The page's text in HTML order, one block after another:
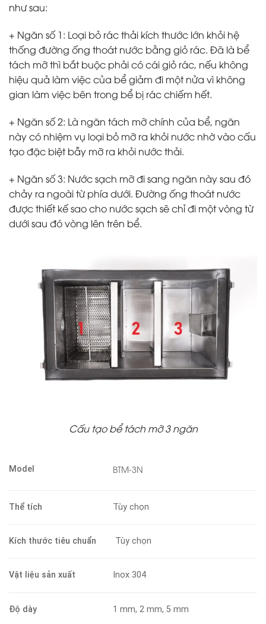
như sau:
+ Ngăn số 1: Loại bỏ rác thải kích thước lớn khỏi hệ
thống đường ống thoát nước bằng giỏ rác. Đã là bể
tách mỡ thì bắt buộc phải có cái giỏ rác, nếu không
hiệu quả làm việc của bể giảm đi một nửa vì không
gian làm việc bên trong bể bị rác chiếm hết.
+ Ngăn số 2: Là ngăn tách mỡ chính của bể, ngăn
này có nhiệm vụ loại bỏ mỡ ra khỏi nước nhờ vào cấu
tạo đặc biệt bẫy mỡ ra khỏi nước thải.
+ Ngăn số 3: Nước sạch mỡ đi sang ngăn này sau đó
chảy ra ngoài từ phía dưới. Đường ống thoát nước
được thiết kế sao cho nước sạch sẽ chỉ đi một vòng từ
dưới sau đó vòng lên trên bể.
Cấu tạo bể tách mỡ 3 ngăn
Model BTM-3N
Thể tích Tùy chọn
Kích thước tiêu chuẩn Tùy chọn
Vật liệu sản xuất Inox 304
Độ dày 1 mm, 2 mm, 5 mm